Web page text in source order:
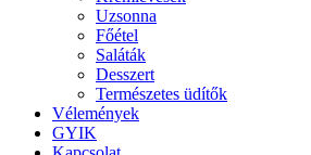
Uzsonna
Főétel
Saláták
Desszert
Természetes üdítők
Vélemények
GYIK